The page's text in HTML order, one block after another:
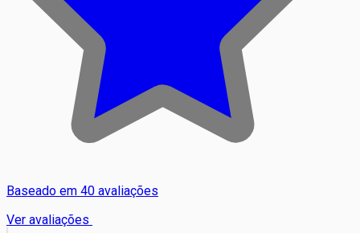
Baseado em 40 avaliações
Ver avaliações